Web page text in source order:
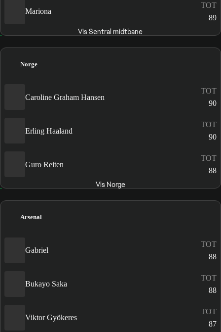
Mariona
TOT
89
Vis Sentral midtbane
Norge
Caroline Graham Hansen
TOT
90
Erling Haaland
TOT
90
Guro Reiten
TOT
88
Vis Norge
Arsenal
Gabriel
TOT
88
Bukayo Saka
TOT
88
Viktor Gyökeres
TOT
87